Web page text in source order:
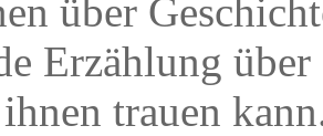
über
Erzählung
trauen